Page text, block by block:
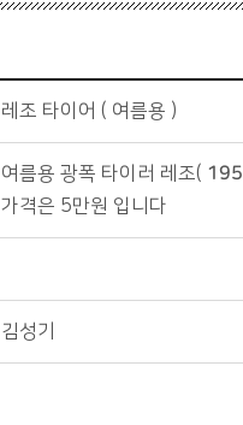
레조 타이어 ( 여름용 )
여름용 광폭 타이러 레조(
가격은 5만원 입니다
김성기